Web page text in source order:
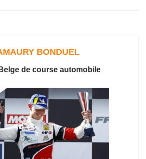
BONDUEL
de course automobile